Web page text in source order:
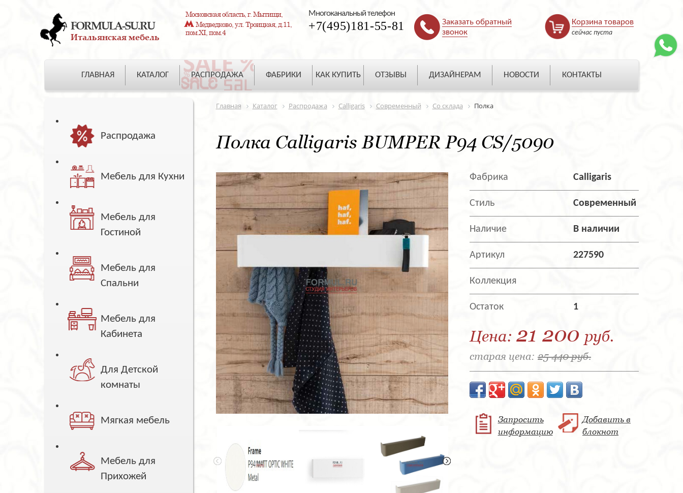
FORMULA-SU.RU
Итальянская мебель
Московская область, г. Мытищи,
Медведково, ул. Троицкая, д.11,
пом.XI, пом.4
Многоканальный телефон
+7(495)181-55-81
Заказать обратный
звонок
Корзина товаров
сейчас пуста
ГЛАВНАЯ КАТАЛОГ РАСПРОДАЖА ФАБРИКИ КАК КУПИТЬ ОТЗЫВЫ ДИЗАЙНЕРАМ НОВОСТИ КОНТАКТЫ
Распродажа
Мебель для Кухни
Мебель для
Гостиной
Мебель для
Спальни
Мебель для
Кабинета
Для Детской
комнаты
Мягкая мебель
Мебель для
Прихожей
Главная Каталог Распродажа Calligaris Современный Со склада Полка
Полка Calligaris BUMPER P94 CS/5090
Фабрика Calligaris
Стиль Современный
Наличие В наличии
Артикул 227590
Коллекция
Остаток 1
Цена: 21 200 руб.
старая цена: 25 440 руб.
Запросить
информацию
Добавить в
блокнот